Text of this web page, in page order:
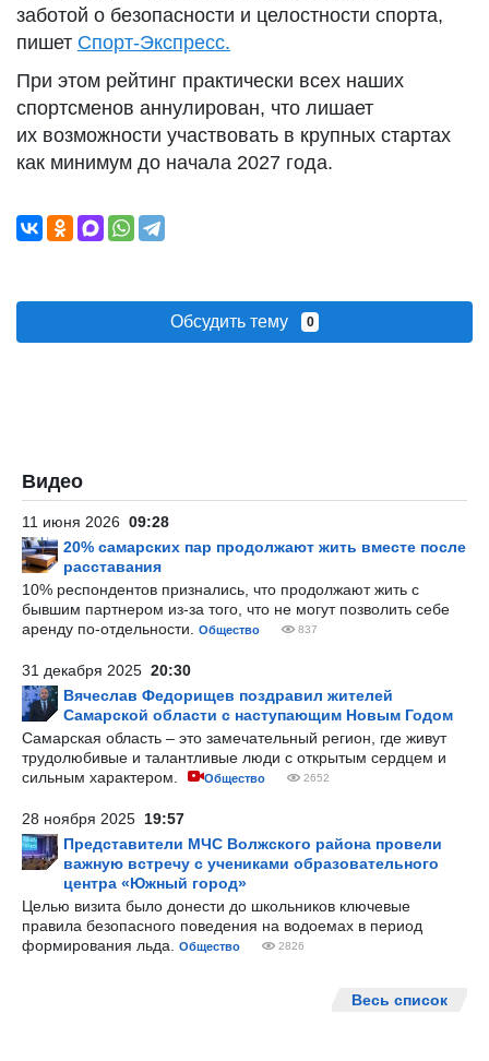
заботой о безопасности и целостности спорта,
пишет Спорт-Экспресс.
При этом рейтинг практически всех наших
спортсменов аннулирован, что лишает
их возможности участвовать в крупных стартах
как минимум до начала 2027 года.
Обсудить тему 0
Видео
11 июня 2026 09:28
20% самарских пар продолжают жить вместе после
расставания
10% респондентов признались, что продолжают жить с
бывшим партнером из-за того, что не могут позволить себе
аренду по-отдельности.
Общество 837
31 декабря 2025 20:30
Вячеслав Федорищев поздравил жителей
Самарской области с наступающим Новым Годом
Самарская область – это замечательный регион, где живут
трудолюбивые и талантливые люди с открытым сердцем и
сильным характером.
Общество 2652
28 ноября 2025 19:57
Представители МЧС Волжского района провели
важную встречу с учениками образовательного
центра «Южный город»
Целью визита было донести до школьников ключевые
правила безопасного поведения на водоемах в период
формирования льда.
Общество 2826
Весь список